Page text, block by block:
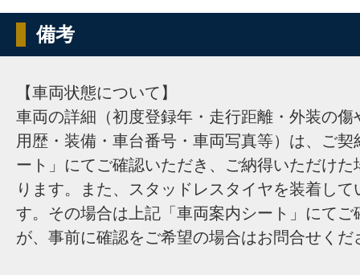
備考
【車両状態について】
車両の詳細（初度登録年・走行距離・外装の傷
用歴・装備・車台番号・車両写真等）は、ご
ート」にてご確認いただき、ご納得いただけ
ります。また、スタッドレスタイヤを装着し
す。その場合は上記「車両案内シート」にてご
が、事前に確認をご希望の場合はお問合せくだ